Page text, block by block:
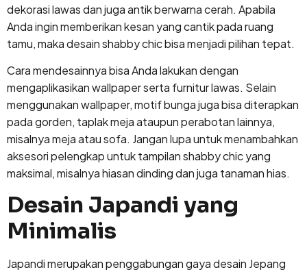
dekorasi lawas dan juga antik berwarna cerah. Apabila
Anda ingin memberikan kesan yang cantik pada ruang
tamu, maka desain shabby chic bisa menjadi pilihan tepat.
Cara mendesainnya bisa Anda lakukan dengan
mengaplikasikan wallpaper serta furnitur lawas. Selain
menggunakan wallpaper, motif bunga juga bisa diterapkan
pada gorden, taplak meja ataupun perabotan lainnya,
misalnya meja atau sofa. Jangan lupa untuk menambahkan
aksesori pelengkap untuk tampilan shabby chic yang
maksimal, misalnya hiasan dinding dan juga tanaman hias.
Desain Japandi yang
Minimalis
Japandi merupakan penggabungan gaya desain Jepang